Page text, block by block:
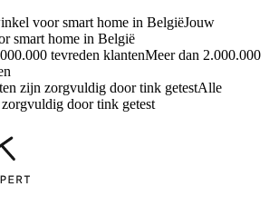
Jouw
smart home in België
Meer dan 2.000.000
Alle
door tink getest